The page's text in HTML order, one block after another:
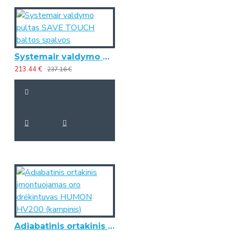
Systemair valdymo pultas SAVE TOUCH baltos spalvos
213.44 € 237.16 €
Adiabatinis ortakinis įmontuojamas oro drėkintuvas HUMON HV200 (kampinis)